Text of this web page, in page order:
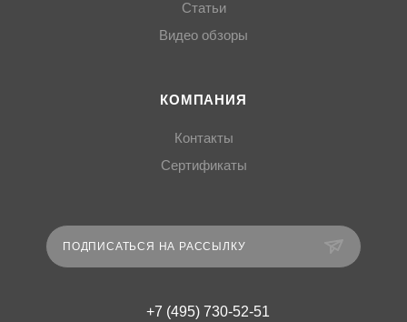
Статьи
Видео обзоры
КОМПАНИЯ
Контакты
Сертификаты
ПОДПИСАТЬСЯ НА РАССЫЛКУ
+7 (495) 730-52-51